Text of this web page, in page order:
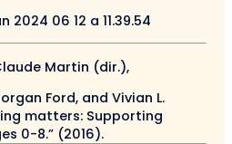
Martin (dir.),
Ford, and Vivian L.
matters: Supporting
0-8.” (2016).